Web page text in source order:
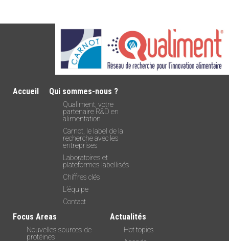
Accueil Qui sommes-nous ?
Qualiment, votre
partenaire R&D en
alimentation
Carnot, le label de la
recherche avec les
entreprises
Laboratoires et
plateformes labellisés
Chiffres clés
L’équipe
Contact
Focus Areas
Nouvelles sources de
protéines
Actualités
Hot topics